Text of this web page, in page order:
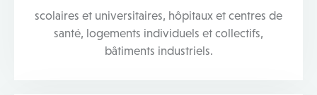
scolaires et universitaires, hôpitaux et centres de
santé, logements individuels et collectifs,
bâtiments industriels.